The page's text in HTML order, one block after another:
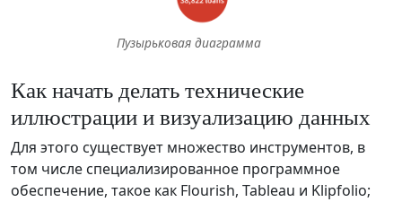
Пузырьковая диаграмма
Как начать делать технические
иллюстрации и визуализацию данных
Для этого существует множество инструментов, в
том числе специализированное программное
обеспечение, такое как Flourish, Tableau и Klipfolio;